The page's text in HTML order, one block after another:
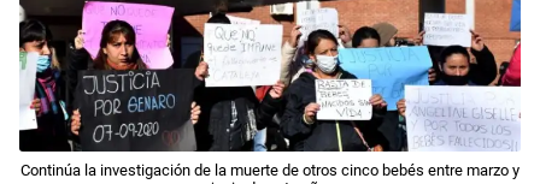
Continúa la investigación de la muerte de otros cinco bebés entre marzo y